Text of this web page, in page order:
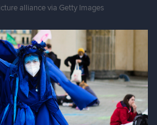
alliance via Getty Images